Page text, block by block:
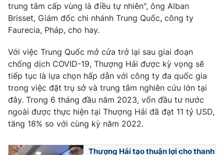
Theo dõi báo trên
Cơ quan chủ quản:Đài Truyền hình Việt Nam
Cơ quan báo chí:
Thời báo VTV
Giấy phép hoạt động báo in và báo điện tử số 483/GP-BTTTT
cấp ngày 29/12/2023
Tổng Biên tập:Vũ Thanh Thủy
Phó Tổng Biên tập:Nguyễn Thị Mỹ Hạnh, Phạm Quốc Thắng,
Tổng đài VTV:024.38 355 931 - 024.38 355 932
trung tâm cấp vùng là điều tự nhiên", ông Alban
Brisset, Giám đốc chi nhánh Trung Quốc, công ty
Faurecia, Pháp, cho hay.
Với việc Trung Quốc mở cửa trở lại sau giai đoạn
chống dịch COVID-19, Thượng Hải được kỳ vọng sẽ
tiếp tục là lựa chọn hấp dẫn với công ty đa quốc gia
trong việc đặt trụ sở và trung tâm nghiên cứu lớn tại
đây. Trong 6 tháng đầu năm 2023, vốn đầu tư nước
ngoài được thực hiện tại Thượng Hải đã đạt 11 tỷ USD,
tăng 18% so với cùng kỳ năm 2022.
Thượng Hải tạo thuận lợi cho thanh